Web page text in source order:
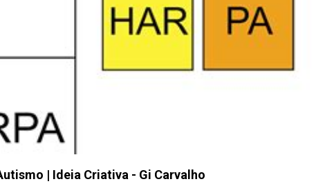
| Ideia Criativa - Gi Carvalho